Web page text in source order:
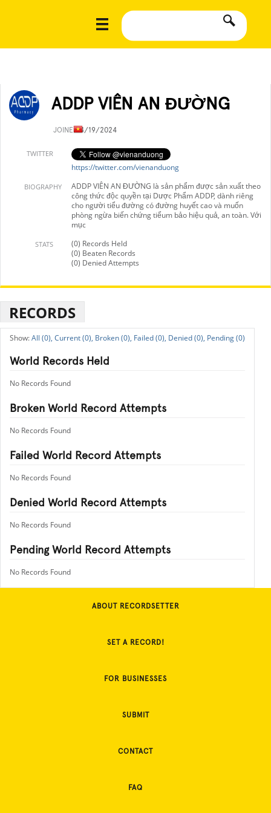
ADDP VIÊN AN ĐƯỜNG
JOINED4/19/2024
TWITTER
https://twitter.com/vienanduong
BIOGRAPHY
ADDP VIÊN AN ĐƯỜNG là sản phẩm được sản xuất theo
công thức độc quyền tại Dược Phẩm ADDP, dành riêng
cho người tiểu đường có đường huyết cao và muốn
phòng ngừa biến chứng tiểum bảo hiệu quả, an toàn. Với
mục
STATS
(0) Records Held
(0) Beaten Records
(0) Denied Attempts
RECORDS
All (0), Current (0), Broken (0), Failed (0), Denied (0), Pending (0)
World Records Held
No Records Found
Broken World Record Attempts
No Records Found
Failed World Record Attempts
No Records Found
Denied World Record Attempts
No Records Found
Pending World Record Attempts
No Records Found
ABOUT RECORDSETTER
SET A RECORD!
FOR BUSINESSES
SUBMIT
CONTACT
FAQ